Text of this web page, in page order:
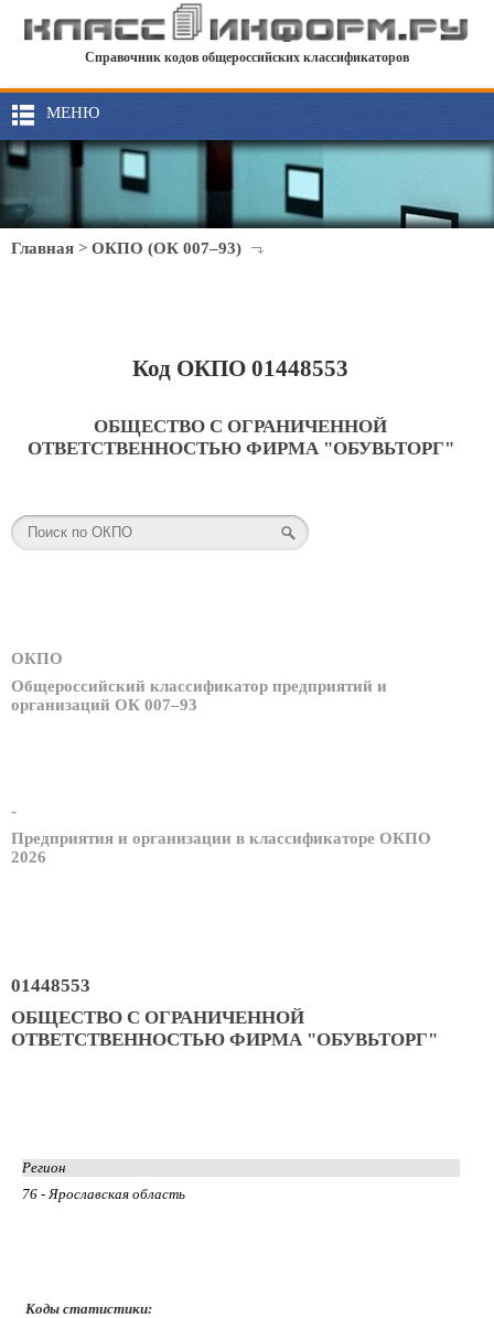
Справочник кодов общероссийских классификаторов
МЕНЮ
Главная > ОКПО (ОК 007–93)
Код ОКПО 01448553
ОБЩЕСТВО С ОГРАНИЧЕННОЙ
ОТВЕТСТВЕННОСТЬЮ ФИРМА "ОБУВЬТОРГ"
ОКПО
Общероссийский классификатор предприятий и
организаций ОК 007–93
-
Предприятия и организации в классификаторе ОКПО
2026
01448553
ОБЩЕСТВО С ОГРАНИЧЕННОЙ
ОТВЕТСТВЕННОСТЬЮ ФИРМА "ОБУВЬТОРГ"
Регион
76 - Ярославская область
Коды статистики: